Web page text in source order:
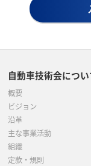
自動車技術会につい
概要
ビジョン
沿革
主な事業活動
組織
定款・規則